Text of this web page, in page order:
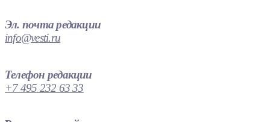
Эл. почта редакции
info@vesti.ru
Телефон редакции
+7 495 232 63 33